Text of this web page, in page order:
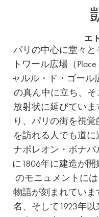
エ
パリの中心に堂々
トワール広場（
ャルル・ド・ゴール
の真ん中に立ち、
放射状に延びてい
り、パリの街を視
を訪れる人でも道に
ナポレオン・ボナ
に1806年に建造が
のモニュメントに
物語が刻まれてい
名、そして1923年